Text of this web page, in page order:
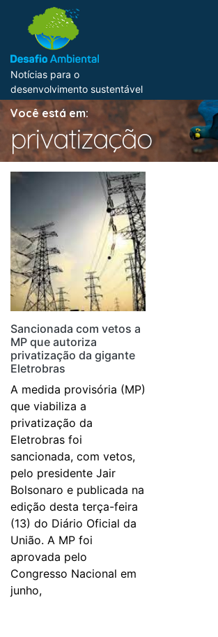
Notícias para o
desenvolvimento sustentável
Você está em:
privatização
Sancionada com vetos a
MP que autoriza
privatização da gigante
Eletrobras
A medida provisória (MP)
que viabiliza a
privatização da
Eletrobras foi
sancionada, com vetos,
pelo presidente Jair
Bolsonaro e publicada na
edição desta terça-feira
(13) do Diário Oficial da
União. A MP foi
aprovada pelo
Congresso Nacional em
junho,